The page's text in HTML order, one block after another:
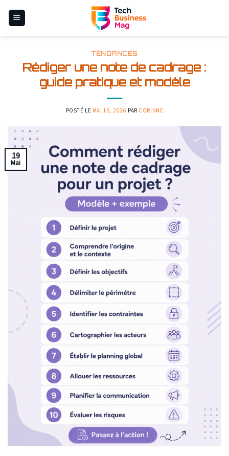
TENDANCES
Rédiger une note de cadrage :
guide pratique et modèle
POSTÉ LE MAI 19, 2026 PAR CORINNE
19
Mai